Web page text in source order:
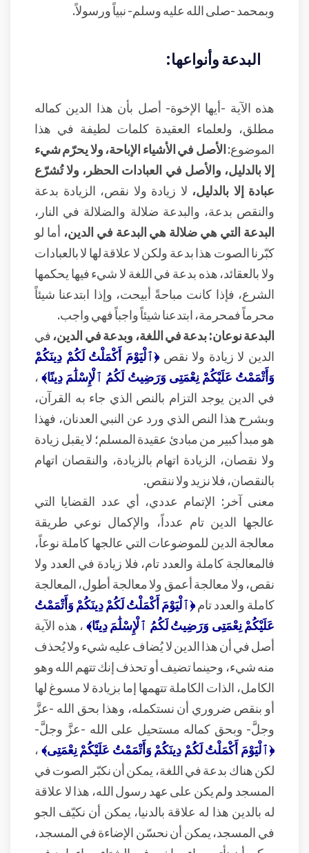
وبمحمد -صلى الله عليه وسلم- نبياً ورسولاً.
البدعة وأنواعها:
هذه الآية -أيها الإخوة- أصل بأن هذا الدين كماله
مطلق، ولعلماء العقيدة كلمات لطيفة في هذا
الموضوع:الأصل في الأشياء الإباحة، ولا يحرّم شيء
إلا بالدليل، والأصل في العبادات الحظر، ولا تُشرّع
عبادة إلا بالدليل، لا زيادة ولا نقص، الزيادة بدعة
والنقص بدعة، والبدعة ضلالة والضلالة في النار،
البدعة التي هي ضلالة هي البدعة في الدين، أما لو
كبّرنا الصوت هذا بدعة ولكن لا علاقة لها لا بالعبادات
ولا بالعقائد، هذه بدعة في اللغة لا شيء فيها يحكمها
الشرع، فإذا كانت مباحةً أبيحت، وإذا ابتدعنا شيئاً
محرماً فمحرمة، ابتدعنا شيئاً واجباً فهي واجب.
البدعة نوعان: بدعة في اللغة، وبدعة في الدين،في
الدين لا زيادة ولا نقص﴿ٱلْيَوْمَ أَكْمَلْتُ لَكُمْ دِينَكُمْ
وَأَتْمَمْتُ عَلَيْكُمْ نِعْمَتِى وَرَضِيتُ لَكُمُ ٱلْإِسْلَٰمَ دِينًا﴾،
في الدين يوجد التزام بالنص الذي جاء به القرآن،
وبشرح هذا النص الذي ورد عن النبي العدنان، فهذا
هو مبدأ كبير من مبادئ عقيدة المسلم؛ لا يقبل زيادة
ولا نقصان، الزيادة اتهام بالزيادة، والنقصان اتهام
بالنقصان، فلا نزيد ولا ننقص.
معنى آخر: الإتمام عددي، أي عدد القضايا التي
عالجها الدين تام عدداً، والإكمال نوعي طريقة
معالجة الدين للموضوعات التي عالجها كاملة نوعاً،
فالمعالجة كاملة والعدد تام، فلا زيادة في العدد ولا
نقص، ولا معالجة أعمق ولا معالجة أطول، المعالجة
كاملة والعدد تام﴿ٱلْيَوْمَ أَكْمَلْتُ لَكُمْ دِينَكُمْ وَأَتْمَمْتُ
عَلَيْكُمْ نِعْمَتِى وَرَضِيتُ لَكُمُ ٱلْإِسْلَٰمَ دِينًا﴾، هذه الآية
أصل في أن هذا الدين لا يُضاف عليه شيء ولا يُحذف
منه شيء، وحينما تضيف أو تحذف إنك تتهم الله وهو
الكامل، الذات الكاملة تتهمها إما بزيادة لا مسوغ لها
أو بنقص ضروري أن نستكمله، وهذا بحق الله -عزَّ
وجلَّ- وبحق كماله مستحيل على الله -عزَّ وجلَّ-
﴿ٱلْيَوْمَ أَكْمَلْتُ لَكُمْ دِينَكُمْ وَأَتْمَمْتُ عَلَيْكُمْ نِعْمَتِى﴾،
لكن هناك بدعة في اللغة، يمكن أن نكبّر الصوت في
المسجد ولم يكن على عهد رسول الله، هذا لا علاقة
له بالدين هذا له علاقة بالدنيا، يمكن أن نكيّف الجو
في المسجد، يمكن أن نحسّن الإضاءة في المسجد،